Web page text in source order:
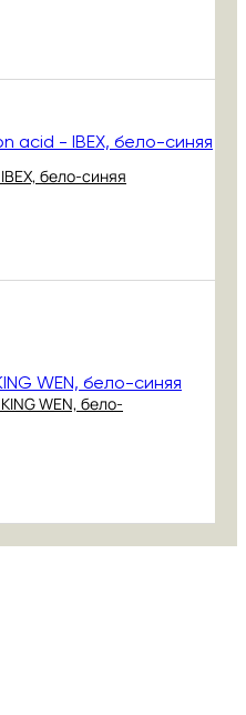
бело-синяя
WEN, бело-